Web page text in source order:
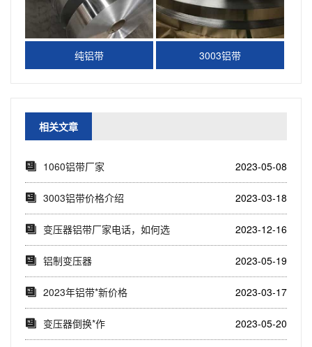
纯铝带 3003铝带
相关文章
1060铝带厂家 2023-05-08
3003铝带价格介绍 2023-03-18
变压器铝带厂家电话，如何选
择靠谱的变压器铝...
2023-12-16
铝制变压器 2023-05-19
2023年铝带*新价格 2023-03-17
变压器倒换*作 2023-05-20